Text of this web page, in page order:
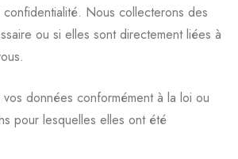
Nous collecterons des
ou si elles sont directement liées à
données conformément à la loi ou
pour lesquelles elles ont été